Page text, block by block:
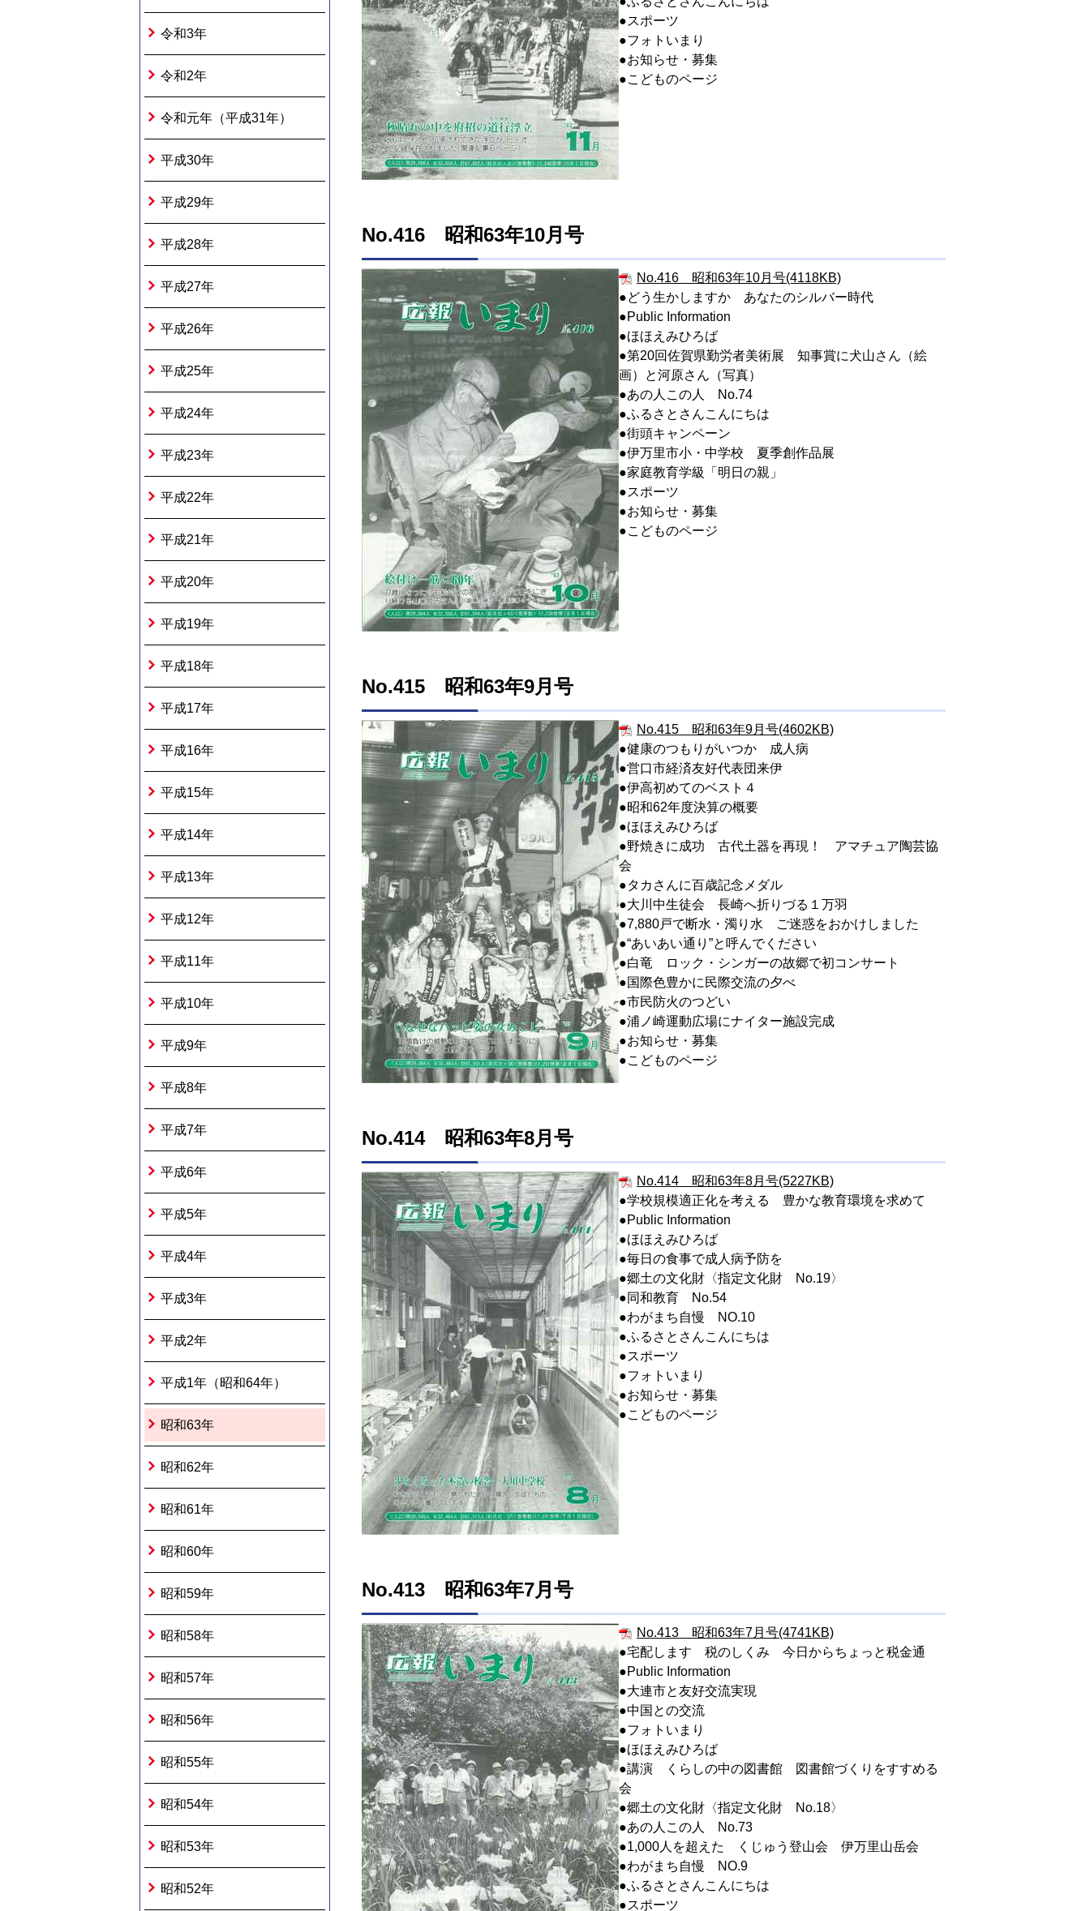
令和3年
令和2年
令和元年（平成31年）
平成30年
平成29年
平成28年
平成27年
平成26年
平成25年
平成24年
平成23年
平成22年
平成21年
平成20年
平成19年
平成18年
平成17年
平成16年
平成15年
平成14年
平成13年
平成12年
平成11年
平成10年
平成9年
平成8年
平成7年
平成6年
平成5年
平成4年
平成3年
平成2年
平成1年（昭和64年）
昭和63年
昭和62年
昭和61年
昭和60年
昭和59年
昭和58年
昭和57年
昭和56年
昭和55年
昭和54年
昭和53年
昭和52年
●スポーツ
●フォトいまり
●お知らせ・募集
●こどものページ
No.416 昭和63年10月号
No.416 昭和63年10月号(4118KB)
●どう生かしますか あなたのシルバー時代
●Public Information
●ほほえみひろば
●第20回佐賀県勤労者美術展 知事賞に犬山さん（絵
画）と河原さん（写真）
●あの人この人 No.74
●ふるさとさんこんにちは
●街頭キャンペーン
●伊万里市小・中学校 夏季創作品展
●家庭教育学級「明日の親」
●スポーツ
●お知らせ・募集
●こどものページ
No.415 昭和63年9月号
No.415 昭和63年9月号(4602KB)
●健康のつもりがいつか 成人病
●営口市経済友好代表団来伊
●伊高初めてのベスト４
●昭和62年度決算の概要
●ほほえみひろば
●野焼きに成功 古代土器を再現！ アマチュア陶芸協
会
●タカさんに百歳記念メダル
●大川中生徒会 長崎へ折りづる１万羽
●7,880戸で断水・濁り水 ご迷惑をおかけしました
●“あいあい通り”と呼んでください
●白竜 ロック・シンガーの故郷で初コンサート
●国際色豊かに民際交流の夕べ
●市民防火のつどい
●浦ノ崎運動広場にナイター施設完成
●お知らせ・募集
●こどものページ
No.414 昭和63年8月号
No.414 昭和63年8月号(5227KB)
●学校規模適正化を考える 豊かな教育環境を求めて
●Public Information
●ほほえみひろば
●毎日の食事で成人病予防を
●郷土の文化財〈指定文化財 No.19〉
●同和教育 No.54
●わがまち自慢 NO.10
●ふるさとさんこんにちは
●スポーツ
●フォトいまり
●お知らせ・募集
●こどものページ
No.413 昭和63年7月号
No.413 昭和63年7月号(4741KB)
●宅配します 税のしくみ 今日からちょっと税金通
●Public Information
●大連市と友好交流実現
●中国との交流
●フォトいまり
●ほほえみひろば
●講演 くらしの中の図書館 図書館づくりをすすめる
会
●郷土の文化財〈指定文化財 No.18〉
●あの人この人 No.73
●1,000人を超えた くじゅう登山会 伊万里山岳会
●わがまち自慢 NO.9
●ふるさとさんこんにちは
●スポーツ